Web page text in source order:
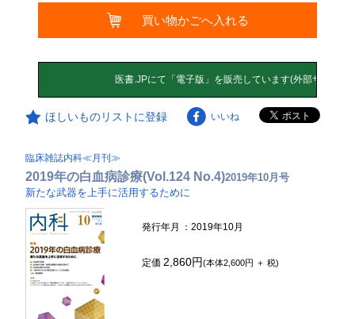
買い物かごへ入れる
ほしいものリストに登録 いいね
臨床雑誌内科≪月刊≫
2019年の白血病診療(Vol.124 No.4)2019年10月号
新たな武器を上手に活用するために
発行年月 ：2019年10月
定価 2,860円(本体2,600円 ＋ 税)